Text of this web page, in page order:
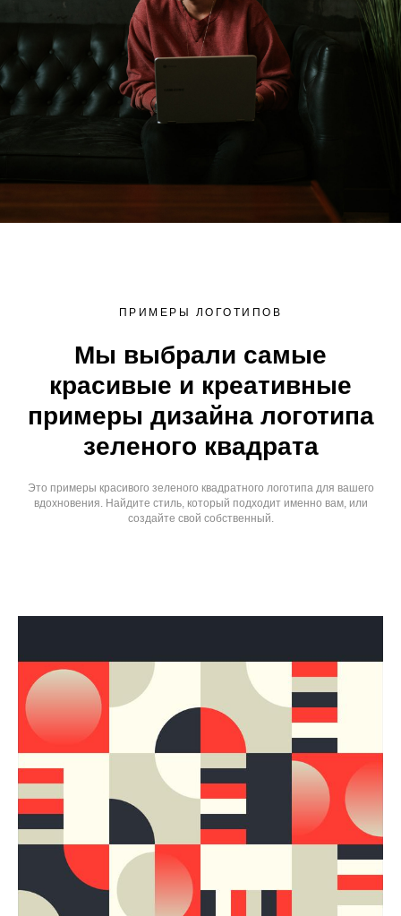
ПРИМЕРЫ ЛОГОТИПОВ
Мы выбрали самые
красивые и креативные
примеры дизайна логотипа
зеленого квадрата
Это примеры красивого зеленого квадратного логотипа для вашего
вдохновения. Найдите стиль, который подходит именно вам, или
создайте свой собственный.